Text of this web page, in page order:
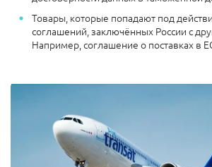
Товары, которые попадают под
соглашений, заключённых России с
Например, соглашение о поставках в